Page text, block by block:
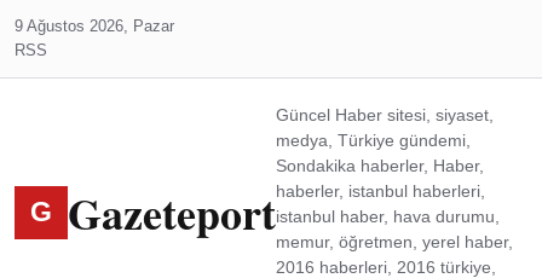
9 Ağustos 2026, Pazar
RSS
G Gazeteport
Güncel Haber sitesi, siyaset,
medya, Türkiye gündemi,
Sondakika haberler, Haber,
haberler, istanbul haberleri,
istanbul haber, hava durumu,
memur, öğretmen, yerel haber,
2016 haberleri, 2016 türkiye,